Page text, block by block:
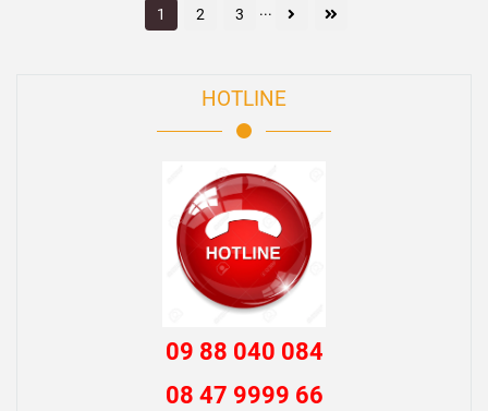
1 2 3 ...
HOTLINE
09 88 040 084
08 47 9999 66